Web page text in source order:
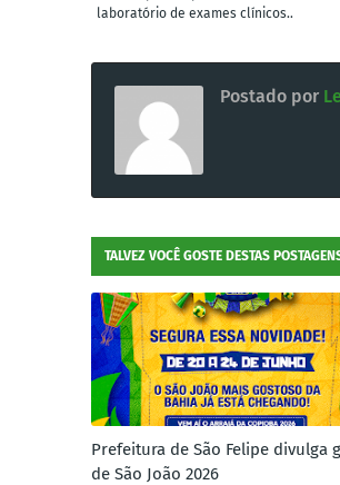
laboratório de exames clínicos..
Postado por
TALVEZ VOCÊ GOSTE DESTAS
Prefeitura de São Felipe divulga
de São João 2026